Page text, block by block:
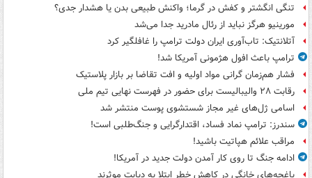
تنگی انگشتر و کفش در گرما؛ واکنش طبیعی بدن یا هشدار جدی؟
مورینیو هرگز نباید از رئال مادرید جدا می‌شد
آتلانتیک: تاب‌آوری ایران دولت ترامپ را غافلگیر کرد
ترامپ باعث افول هژمونی آمریکا شد!
فشار هم‌زمان گرانی مواد اولیه و افت تقاضا بر بازار پلاستیک
رقابت ۲۸ والیبالیست برای حضور در فهرست نهایی تیم ملی
اسامی ژل‌های غیر مجاز شستشوی پوست منتشر شد
سندرز: ترامپ نماد فساد، اقتدارگرایی و جنگ‌طلبی است!
مراقب علائم هپاتیت باشید!
ادامه جنگ تا روی کار آمدن دولت جدید در آمریکا!
باغچه‌های خانگی در کاهش خطر ابتلا به دیابت موثرند